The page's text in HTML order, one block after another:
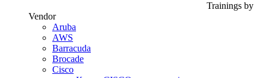
Trainings by
Vendor
Aruba
AWS
Barracuda
Brocade
Cisco